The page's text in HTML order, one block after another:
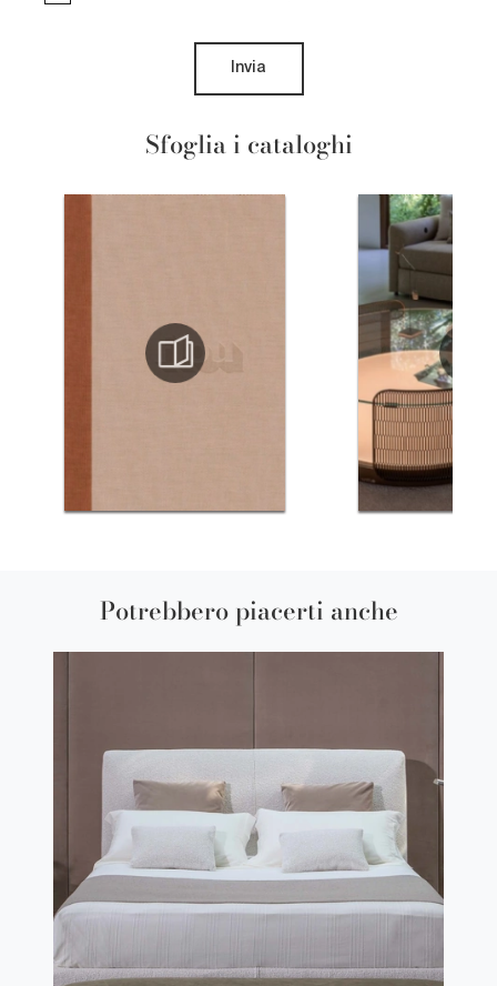
Sfoglia i cataloghi
Invia
Potrebbero piacerti anche